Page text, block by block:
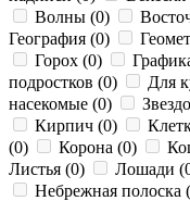
Волны (0)
География (0)
Горох (0)
подростков (0) Для
насекомые (0)
Кирпич (0)
(0) Корона (0)
Листья (0) Лошади (
Небрежная полоска (